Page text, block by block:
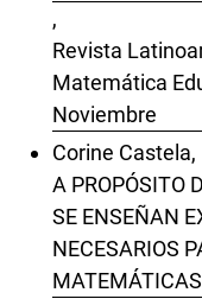
,
Revista
Matemática
Noviembre
Corine Castela,
A PROPÓSITO
SE ENSEÑAN
NECESARIOS